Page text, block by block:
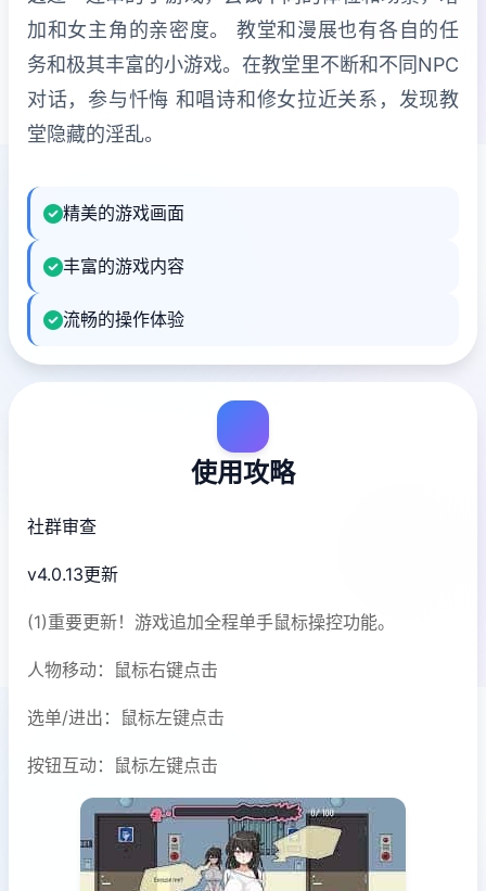
加和女主角的亲密度。 教堂和漫展也有各自的任
务和极其丰富的小游戏。在教堂里不断和不同NPC
对话，参与忏悔 和唱诗和修女拉近关系，发现教
堂隐藏的淫乱。
精美的游戏画面
丰富的游戏内容
流畅的操作体验
使用攻略
社群审查
v4.0.13更新
(1)重要更新！游戏追加全程单手鼠标操控功能。
人物移动：鼠标右键点击
选单/进出：鼠标左键点击
按钮互动：鼠标左键点击